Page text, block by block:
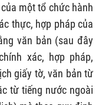
một tổ chức hành
thực, hợp pháp của
văn bản (sau đây
xác, hợp pháp,
giấy tờ, văn bản từ
từ tiếng nước ngoài